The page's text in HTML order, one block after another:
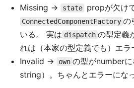
Missing →
state propが欠け
ConnectedComponentFactory の
いる。 実は dispatch の型定義
れは（本家の型定義でも）エラ
Invalid →
own の型がnumber
string）。ちゃんとエラーにな